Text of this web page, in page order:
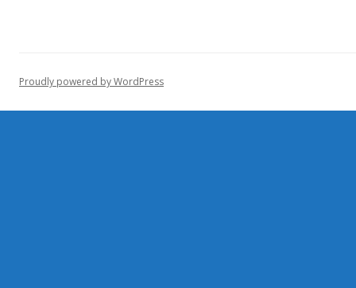
Proudly powered by WordPress